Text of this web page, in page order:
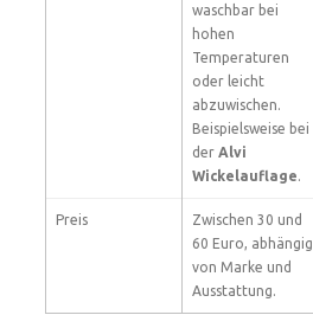
waschbar bei
hohen
Temperaturen
oder leicht
abzuwischen.
Beispielsweise bei
der Alvi
Wickelauflage.
Preis
Zwischen 30 und
60 Euro, abhängig
von Marke und
Ausstattung.